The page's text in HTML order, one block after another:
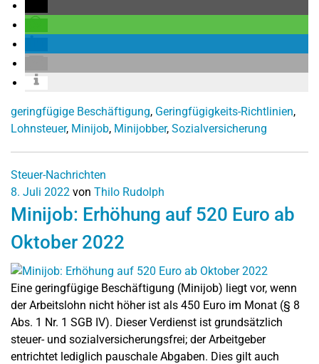
geringfügige Beschäftigung, Geringfügigkeits-Richtlinien,
Lohnsteuer, Minijob, Minijobber, Sozialversicherung
Steuer-Nachrichten
8. Juli 2022 von Thilo Rudolph
Minijob: Erhöhung auf 520 Euro ab
Oktober 2022
Eine geringfügige Beschäftigung (Minijob) liegt vor, wenn
der Arbeitslohn nicht höher ist als 450 Euro im Monat (§ 8
Abs. 1 Nr. 1 SGB IV). Dieser Verdienst ist grundsätzlich
steuer- und sozialversicherungsfrei; der Arbeitgeber
entrichtet lediglich pauschale Abgaben. Dies gilt auch